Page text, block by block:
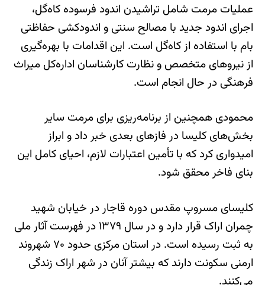
عملیات مرمت شامل تراشیدن اندود فرسوده کاه‌گل،
اجرای اندود جدید با مصالح سنتی و اندودکشی حفاظتی
بام با استفاده از کاه‌گل است. این اقدامات با بهره‌گیری
از نیروهای متخصص و نظارت کارشناسان اداره‌کل میراث
فرهنگی در حال انجام است.
محمودی همچنین از برنامه‌ریزی برای مرمت سایر
بخش‌های کلیسا در فازهای بعدی خبر داد و ابراز
امیدواری کرد که با تأمین اعتبارات لازم، احیای کامل این
بنای فاخر محقق شود.
کلیسای مسروپ مقدس دوره قاجار در خیابان شهید
چمران اراک قرار دارد و در سال ۱۳۷۹ در فهرست آثار ملی
به ثبت رسیده است. در استان مرکزی حدود ۷۰ شهروند
ارمنی سکونت دارند که بیشتر آنان در شهر اراک زندگی
می‌کنند.